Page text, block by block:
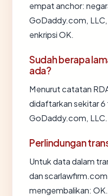
empat anchor:
GoDaddy.com,
enkripsi OK.
Sudah berapa
ada?
Menurut catatan
didaftarkan sekitar 6
GoDaddy.com, LLC.
Perlindungan
Untuk data dalam
dan
mengembalikan: OK.